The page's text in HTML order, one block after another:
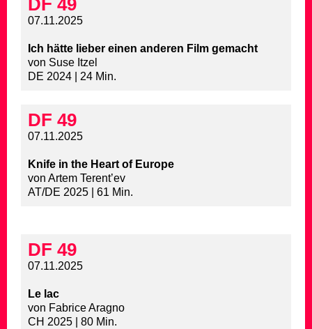
DF 49
07.11.2025
Ich hätte lieber einen anderen Film gemacht
von Suse Itzel
DE 2024 | 24 Min.
DF 49
07.11.2025
Knife in the Heart of Europe
von Artem Terent’ev
AT/DE 2025 | 61 Min.
DF 49
07.11.2025
Le lac
von Fabrice Aragno
CH 2025 | 80 Min.